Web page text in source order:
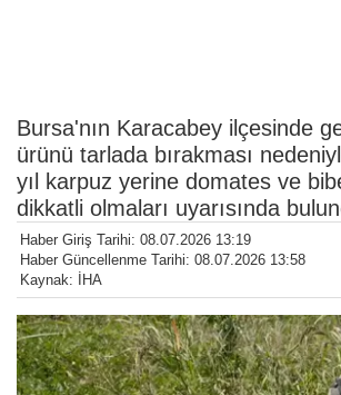
Bursa'nın Karacabey ilçesinde
ürünü tarlada bırakması
yıl karpuz yerine domates ve
dikkatli olmaları uyarısında
Haber Giriş Tarihi: 08.07.2026 13:19
Haber Güncellenme Tarihi: 08.07.2026 13:58
Kaynak: İHA